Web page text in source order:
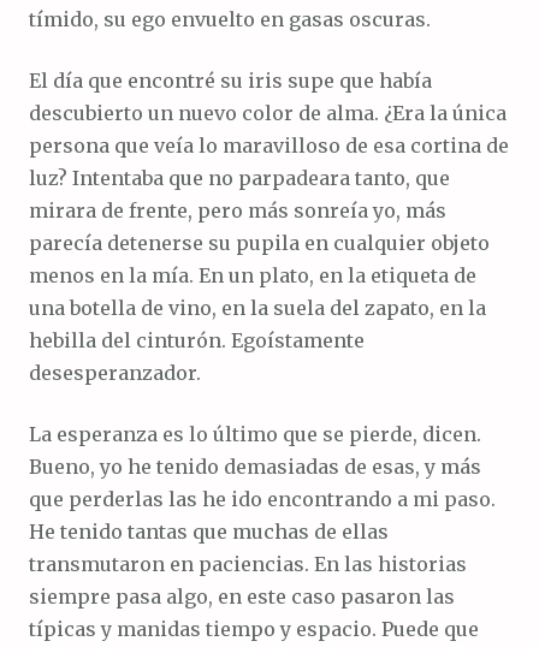
tímido, su ego envuelto en gasas oscuras.
El día que encontré su iris supe que había
descubierto un nuevo color de alma. ¿Era la única
persona que veía lo maravilloso de esa cortina de
luz? Intentaba que no parpadeara tanto, que
mirara de frente, pero más sonreía yo, más
parecía detenerse su pupila en cualquier objeto
menos en la mía. En un plato, en la etiqueta de
una botella de vino, en la suela del zapato, en la
hebilla del cinturón. Egoístamente
desesperanzador.
La esperanza es lo último que se pierde, dicen.
Bueno, yo he tenido demasiadas de esas, y más
que perderlas las he ido encontrando a mi paso.
He tenido tantas que muchas de ellas
transmutaron en paciencias. En las historias
siempre pasa algo, en este caso pasaron las
típicas y manidas tiempo y espacio. Puede que